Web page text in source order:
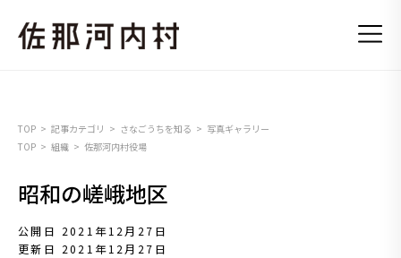
TOP 記事カテゴリ さなごうちを知る
写真ギャラリー
TOP
組織 佐那河内村役場
昭和の嵯峨地区
公開日 2021年12月27日
更新日 2021年12月27日